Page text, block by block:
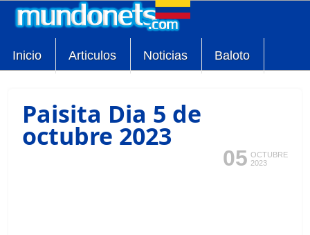
Inicio Articulos Noticias Baloto
Paisita Dia 5 de
octubre 2023
05 OCTUBRE
2023